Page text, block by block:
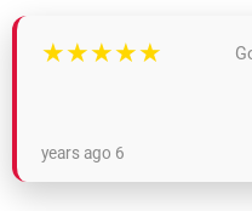
★★★★★
6 years ago